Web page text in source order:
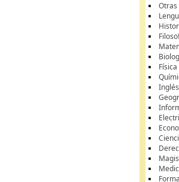
Física
Inglés